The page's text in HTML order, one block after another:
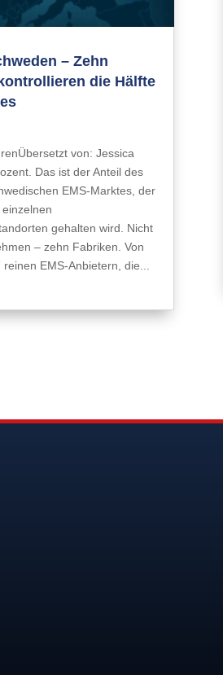
– Zehn
die Hälfte
von: Jessica
Das ist der Anteil des
EMS-Marktes, der
gehalten wird. Nicht
– zehn Fabriken. Von
reinen EMS-Anbietern, die...